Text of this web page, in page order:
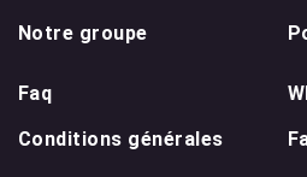
Notre groupe
Faq
Conditions générales